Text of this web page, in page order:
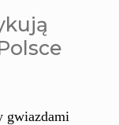
gwiazdami